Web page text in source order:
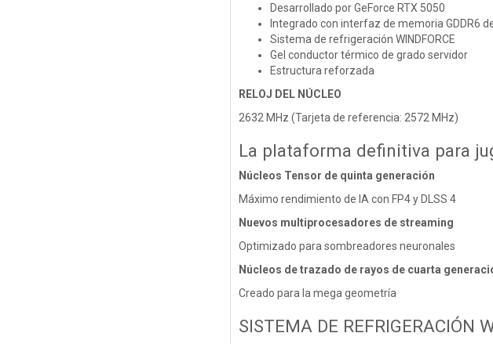
Desarrollado por GeForce RTX 5050
Integrado con interfaz de memoria GDDR6
Sistema de refrigeración WINDFORCE
Gel conductor térmico de grado servidor
Estructura reforzada
RELOJ DEL NÚCLEO
2632 MHz (Tarjeta de referencia: 2572 MHz)
La plataforma definitiva para
Núcleos Tensor de quinta generación
Máximo rendimiento de IA con FP4 y DLSS 4
Nuevos multiprocesadores de streaming
Optimizado para sombreadores neuronales
Núcleos de trazado de rayos de cuarta
Creado para la mega geometría
SISTEMA DE REFRIGERACIÓN